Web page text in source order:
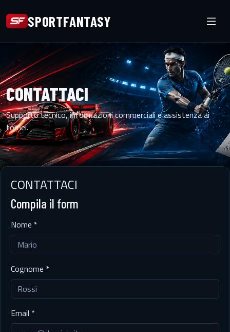
SPORTFANTASY
CONTATTACI
Supporto tecnico, informazioni commerciali e assistenza ai
tornei.
CONTATTACI
Compila il form
Nome *
Cognome *
Email *